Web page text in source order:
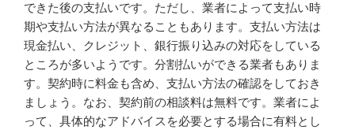
できた後の支払いです。ただし、業者によって支払い時
期や支払い方法が異なることもあります。支払い方法は
現金払い、クレジット、銀行振り込みの対応をしている
ところが多いようです。分割払いができる業者もありま
す。契約時に料金も含め、支払い方法の確認をしておき
ましょう。なお、契約前の相談料は無料です。業者によ
って、具体的なアドバイスを必要とする場合に有料とし